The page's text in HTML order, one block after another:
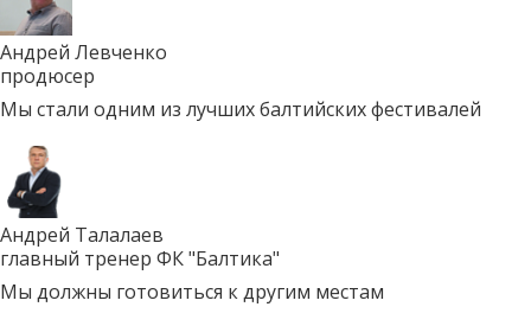
Андрей Левченко
продюсер
Мы стали одним из лучших балтийских фестивалей
Андрей Талалаев
главный тренер ФК "Балтика"
Мы должны готовиться к другим местам